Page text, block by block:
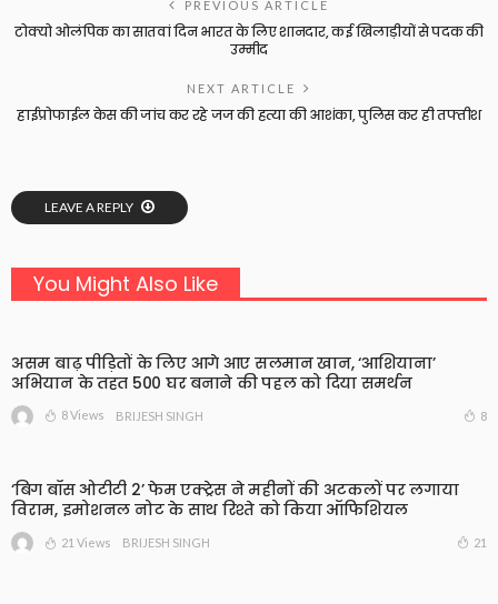
PREVIOUS ARTICLE
टोक्यो ओलंपिक का सातवां दिन भारत के लिए शानदार, कई खिलाड़ीयों से पदक की
उम्मीद
NEXT ARTICLE
हाईप्रोफाईल केस की जांच कर रहे जज की हत्या की आशंका, पुलिस कर ही तफ्तीश
LEAVE A REPLY
You Might Also Like
असम बाढ़ पीड़ितों के लिए आगे आए सलमान खान, ‘आशियाना’
अभियान के तहत 500 घर बनाने की पहल को दिया समर्थन
8 Views BRIJESH SINGH 8
‘बिग बॉस ओटीटी 2’ फेम एक्ट्रेस ने महीनों की अटकलों पर लगाया
विराम, इमोशनल नोट के साथ रिश्ते को किया ऑफिशियल
21 Views BRIJESH SINGH 21